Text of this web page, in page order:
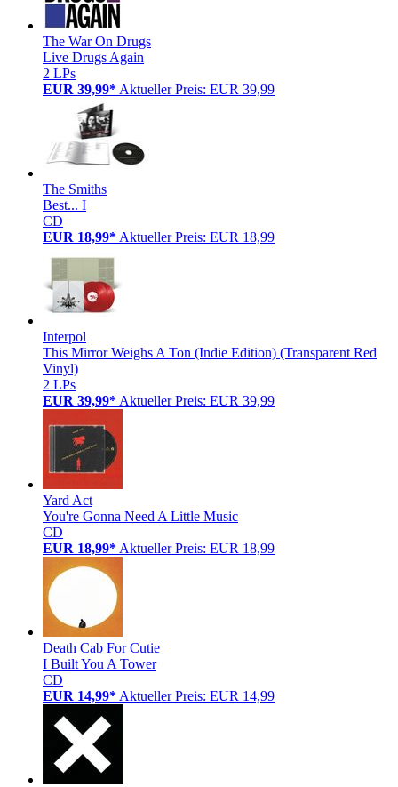
The War On Drugs
Live Drugs Again
2 LPs
EUR 39,99* Aktueller Preis: EUR 39,99
The Smiths
Best... I
CD
EUR 18,99* Aktueller Preis: EUR 18,99
Interpol
This Mirror Weighs A Ton (Indie Edition) (Transparent Red
Vinyl)
2 LPs
EUR 39,99* Aktueller Preis: EUR 39,99
Yard Act
You're Gonna Need A Little Music
CD
EUR 18,99* Aktueller Preis: EUR 18,99
Death Cab For Cutie
I Built You A Tower
CD
EUR 14,99* Aktueller Preis: EUR 14,99